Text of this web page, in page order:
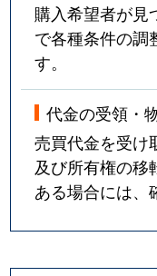
購入希望者が見
で各種条件の調
す。
代金の受領・
売買代金を受け
及び所有権の移
ある場合には、